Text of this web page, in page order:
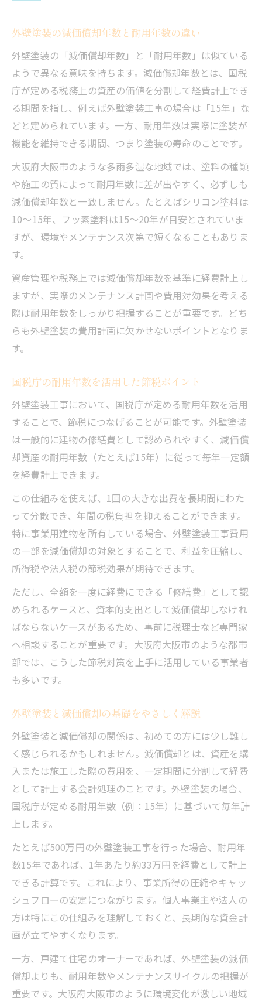
外壁塗装の減価償却年数と耐用年数の違い
外壁塗装の「減価償却年数」と「耐用年数」は似ている
ようで異なる意味を持ちます。減価償却年数とは、国税
庁が定める税務上の資産の価値を分割して経費計上でき
る期間を指し、例えば外壁塗装工事の場合は「15年」な
どと定められています。一方、耐用年数は実際に塗装が
機能を維持できる期間、つまり塗装の寿命のことです。
大阪府大阪市のような多雨多湿な地域では、塗料の種類
や施工の質によって耐用年数に差が出やすく、必ずしも
減価償却年数と一致しません。たとえばシリコン塗料は
10〜15年、フッ素塗料は15〜20年が目安とされていま
すが、環境やメンテナンス次第で短くなることもありま
す。
資産管理や税務上では減価償却年数を基準に経費計上し
ますが、実際のメンテナンス計画や費用対効果を考える
際は耐用年数をしっかり把握することが重要です。どち
らも外壁塗装の費用計画に欠かせないポイントとなりま
す。
国税庁の耐用年数を活用した節税ポイント
外壁塗装工事において、国税庁が定める耐用年数を活用
することで、節税につなげることが可能です。外壁塗装
は一般的に建物の修繕費として認められやすく、減価償
却資産の耐用年数（たとえば15年）に従って毎年一定額
を経費計上できます。
この仕組みを使えば、1回の大きな出費を長期間にわた
って分散でき、年間の税負担を抑えることができます。
特に事業用建物を所有している場合、外壁塗装工事費用
の一部を減価償却の対象とすることで、利益を圧縮し、
所得税や法人税の節税効果が期待できます。
ただし、全額を一度に経費にできる「修繕費」として認
められるケースと、資本的支出として減価償却しなけれ
ばならないケースがあるため、事前に税理士など専門家
へ相談することが重要です。大阪府大阪市のような都市
部では、こうした節税対策を上手に活用している事業者
も多いです。
外壁塗装と減価償却の基礎をやさしく解説
外壁塗装と減価償却の関係は、初めての方には少し難し
く感じられるかもしれません。減価償却とは、資産を購
入または施工した際の費用を、一定期間に分割して経費
として計上する会計処理のことです。外壁塗装の場合、
国税庁が定める耐用年数（例：15年）に基づいて毎年計
上します。
たとえば500万円の外壁塗装工事を行った場合、耐用年
数15年であれば、1年あたり約33万円を経費として計上
できる計算です。これにより、事業所得の圧縮やキャッ
シュフローの安定につながります。個人事業主や法人の
方は特にこの仕組みを理解しておくと、長期的な資金計
画が立てやすくなります。
一方、戸建て住宅のオーナーであれば、外壁塗装の減価
償却よりも、耐用年数やメンテナンスサイクルの把握が
重要です。大阪府大阪市のように環境変化が激しい地域